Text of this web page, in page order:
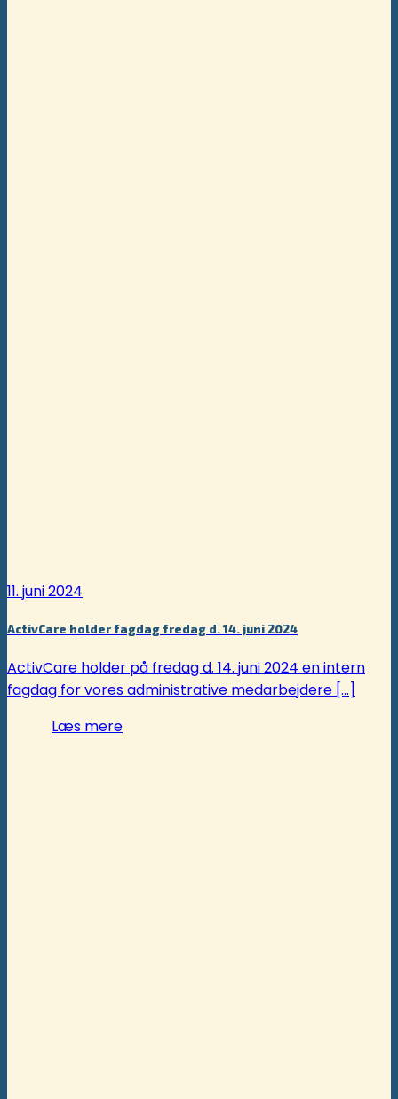
11. juni 2024
ActivCare holder fagdag fredag d. 14. juni 2024
ActivCare holder på fredag d. 14. juni 2024 en intern
fagdag for vores administrative medarbejdere [...]
Læs mere